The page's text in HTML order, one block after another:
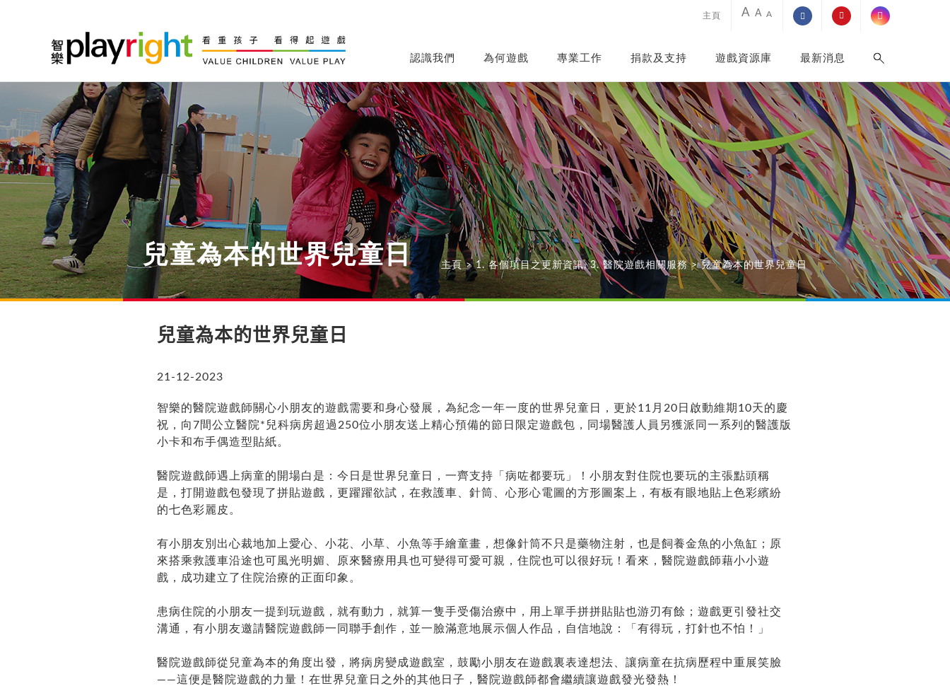
主頁 A A A
認識我們 為何遊戲 專業工作 捐款及支持 遊戲資源庫 最新消息
兒童為本的世界兒童日 主頁 > 1. 各個項目之更新資訊,3. 醫院遊戲相關服務 > 兒童為本的世界兒童日
兒童為本的世界兒童日
21-12-2023
智樂的醫院遊戲師關心小朋友的遊戲需要和身心發展，為紀念一年一度的世界兒童日，更於11月20日啟動維期10天的慶
祝，向7間公立醫院*兒科病房超過250位小朋友送上精心預備的節日限定遊戲包，同場醫護人員另獲派同一系列的醫護版
小卡和布手偶造型貼紙。
醫院遊戲師遇上病童的開場白是：今日是世界兒童日，一齊支持「病咗都要玩」！小朋友對住院也要玩的主張點頭稱
是，打開遊戲包發現了拼貼遊戲，更躍躍欲試，在救護車、針筒、心形心電圖的方形圖案上，有板有眼地貼上色彩繽紛
的七色彩麗皮。
有小朋友別出心裁地加上愛心、小花、小草、小魚等手繪童畫，想像針筒不只是藥物注射，也是飼養金魚的小魚缸；原
來搭乘救護車沿途也可風光明媚、原來醫療用具也可變得可愛可親，住院也可以很好玩！看來，醫院遊戲師藉小小遊
戲，成功建立了住院治療的正面印象。
患病住院的小朋友一提到玩遊戲，就有動力，就算一隻手受傷治療中，用上單手拼拼貼貼也游刃有餘；遊戲更引發社交
溝通，有小朋友邀請醫院遊戲師一同聯手創作，並一臉滿意地展示個人作品，自信地說：「有得玩，打針也不怕！」
醫院遊戲師從兒童為本的角度出發，將病房變成遊戲室，鼓勵小朋友在遊戲裏表達想法、讓病童在抗病歷程中重展笑臉
——這便是醫院遊戲的力量！在世界兒童日之外的其他日子，醫院遊戲師都會繼續讓遊戲發光發熱！